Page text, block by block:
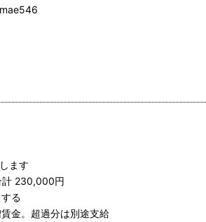
ます
計 230,000円
る
金。超過分は別途支給